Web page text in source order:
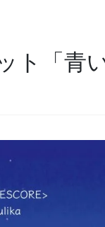
ト「青